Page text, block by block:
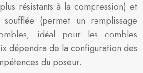
résistants à la compression) et
(permet un remplissage
idéal pour les combles
dépendra de la configuration des
du poseur.